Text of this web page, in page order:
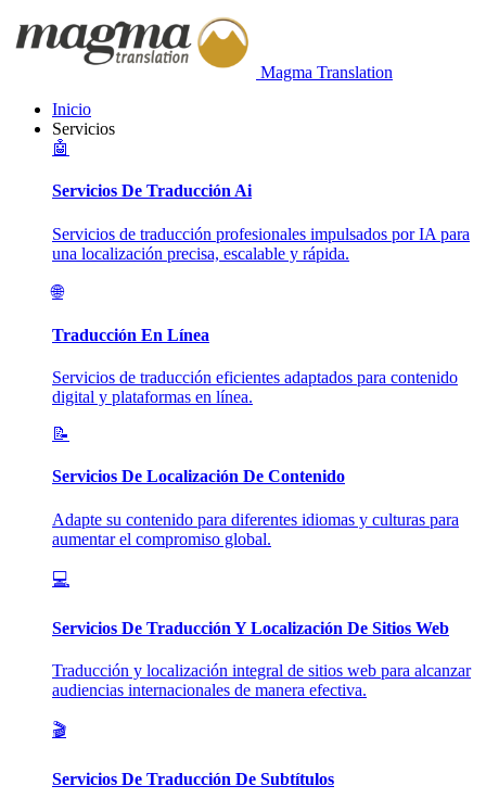
Magma Translation
Inicio
Servicios
🤖
Servicios De Traducción Ai
Servicios de traducción profesionales impulsados por IA para
una localización precisa, escalable y rápida.
🌐
Traducción En Línea
Servicios de traducción eficientes adaptados para contenido
digital y plataformas en línea.
📝
Servicios De Localización De Contenido
Adapte su contenido para diferentes idiomas y culturas para
aumentar el compromiso global.
💻
Servicios De Traducción Y Localización De Sitios Web
Traducción y localización integral de sitios web para alcanzar
audiencias internacionales de manera efectiva.
🎬
Servicios De Traducción De Subtítulos